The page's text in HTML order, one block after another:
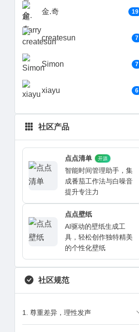
金.奇 19
createsun 7
Simon 7
xiayu 6
社区产品
点点清单 开源
智能时间管理助手，集
成番茄工作法与白噪音
提升专注力
点点壁纸
AI驱动的壁纸生成工
具，轻松创作独特精美
的个性化壁纸
社区规范
1. 尊重差异，理性发声